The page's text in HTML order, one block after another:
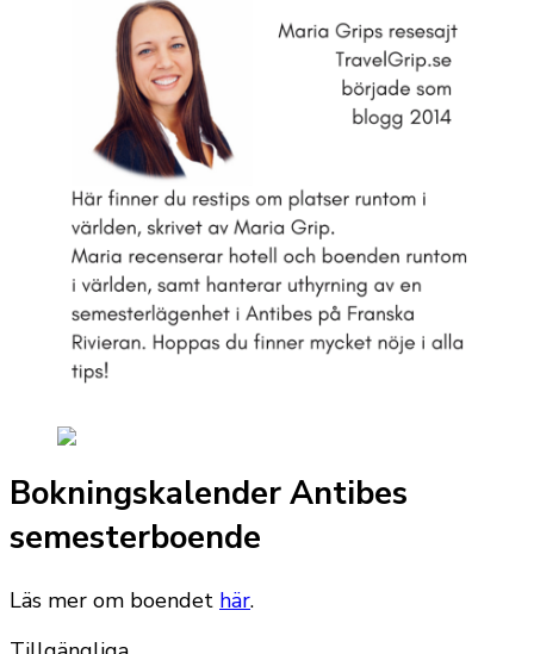
Bokningskalender Antibes
semesterboende
Läs mer om boendet här.